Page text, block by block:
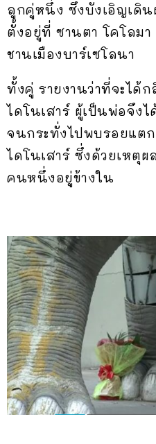
ลูกคู่หนึ่ง ซึ่งบังเอิญเดิน
ตั้งอยู่ที่ ซานตา โคโลมา
ชานเมืองบาร์เซโลนา
ทั้งคู่ รายงานว่าที่จะได้
ไดโนเสาร์ ผู้เป็นพ่อจึง
จนกระทั่งไปพบรอยแต
ไดโนเสาร์ ซึ่งด้วยเหตุ
คนหนึ่งอยู่ข้างใน